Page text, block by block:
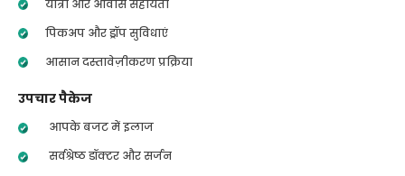
यात्रा और आवास सहायता
पिकअप और ड्रॉप सुविधाएं
आसान दस्तावेज़ीकरण प्रक्रिया
उपचार पैकेज
आपके बजट में इलाज
सर्वश्रेष्ठ डॉक्टर और सर्जन